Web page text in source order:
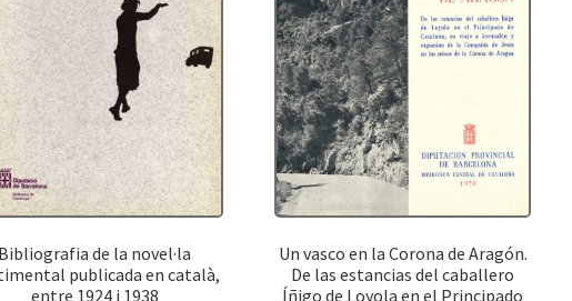
Bibliografia de la novel·la
publicada en català,
entre 1924 i 1938
Un vasco en la Corona de Aragón.
De las estancias del caballero
Íñigo de Loyola en el Principado